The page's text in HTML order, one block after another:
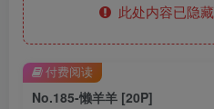
此处内容已隐
No.185-懒羊羊 [20P]
付费阅读